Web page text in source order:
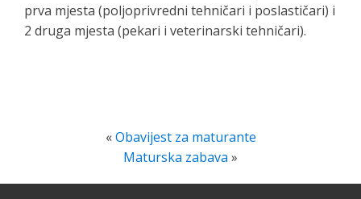
prva mjesta (poljoprivredni tehničari i poslastičari) i
2 druga mjesta (pekari i veterinarski tehničari).
«Obavijest za maturante
Maturska zabava »